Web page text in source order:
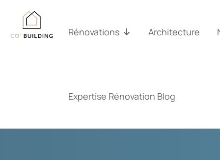
contenu
Rénovations Architecture
Expertise Rénovation Blog